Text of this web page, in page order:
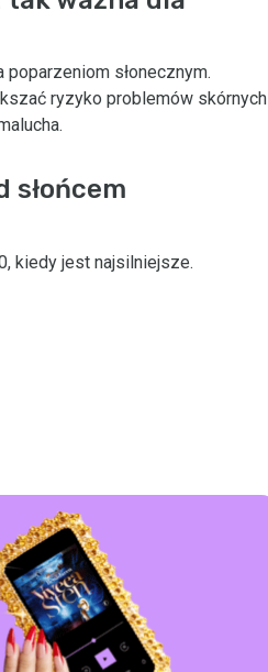
słonecznym.
ryzyko problemów skórnych
słońcem
kiedy jest najsilniejsze.